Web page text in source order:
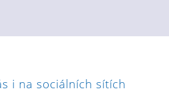
i na sociálních sítích